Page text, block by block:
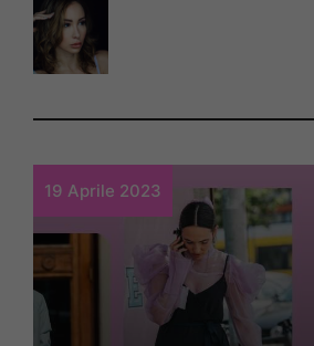
19 Aprile 2023